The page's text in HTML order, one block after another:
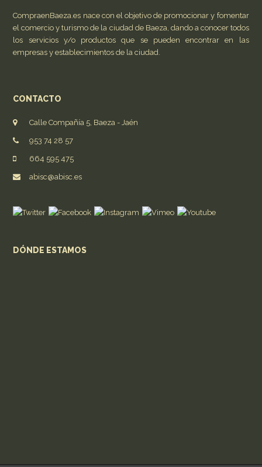
CompraenBaeza.es nace con el objetivo de promocionar y fomentar
el comercio y turismo de la ciudad de Baeza, dando a conocer todos
los servicios y/o productos que se pueden encontrar en las
empresas y establecimientos de la ciudad.
CONTACTO
Calle Compañía 5, Baeza - Jaén
953 74 28 57
664 595 475
abisc@abisc.es
DÓNDE ESTAMOS